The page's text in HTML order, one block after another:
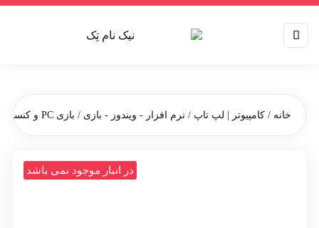
خانه / کامپیوتر | لپ تاپ / نرم افزار - ویندوز - بازی / بازی PC و کنسول
در انبار موجود نمی باشد